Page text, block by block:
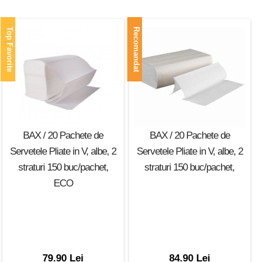
Top Favorite
BAX / 20 Pachete de
Servetele Pliate in V, albe, 2
straturi 150 buc/pachet,
ECO
79.90 Lei
Recomandat
BAX / 20 Pachete de
Servetele Pliate in V, albe, 2
straturi 150 buc/pachet,
84.90 Lei